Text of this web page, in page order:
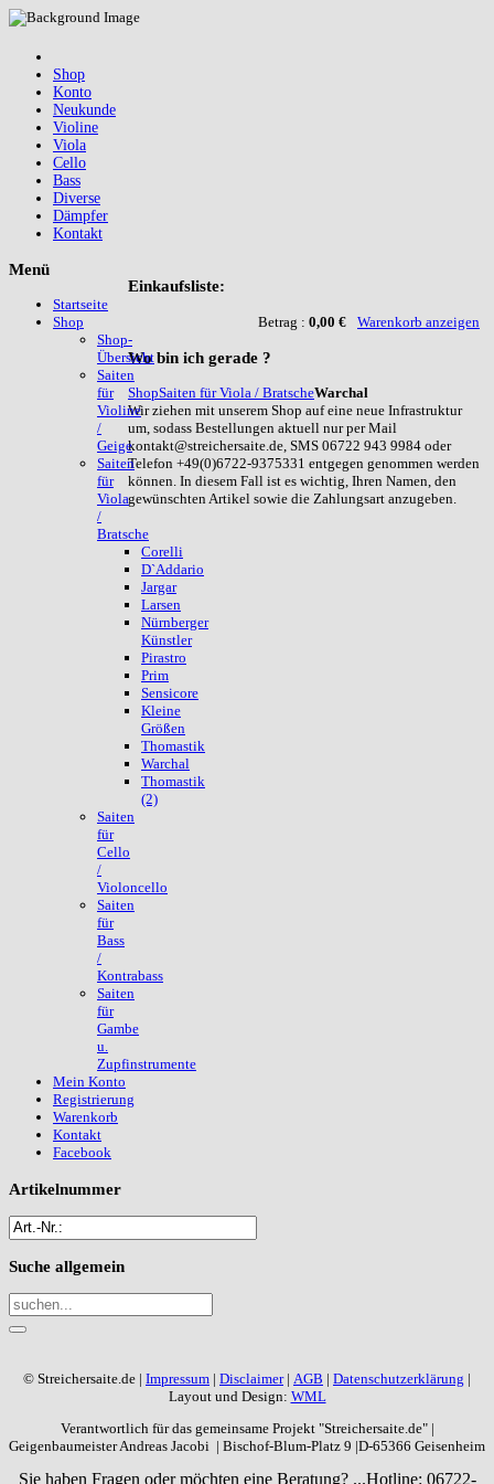
Shop
Konto
Neukunde
Violine
Viola
Cello
Bass
Diverse
Dämpfer
Kontakt
Einkaufsliste:
Betrag : 0,00 € Warenkorb anzeigen
Wobin ich gerade ?
ShopSaiten für Viola / BratscheWarchal
Wir ziehen mit unserem Shop auf eine neue Infrastruktur
um, sodass Bestellungen aktuell nur per Mail
kontakt@streichersaite.de, SMS 06722 943 9984 oder
Telefon +49(0)6722-9375331 entgegen genommen werden
können. In diesem Fall ist es wichtig, Ihren Namen, den
gewünschten Artikel sowie die Zahlungsart anzugeben.
Menü
Startseite
Shop
Shop-
Übersicht
Saiten
für
Violine
/
Geige
Saiten
für
Viola
/
Bratsche
Corelli
D`Addario
Jargar
Larsen
Nürnberger
Künstler
Pirastro
Prim
Sensicore
Kleine
Größen
Thomastik
Warchal
Thomastik
(2)
Saiten
für
Cello
/
Violoncello
Saiten
für
Bass
/
Kontrabass
Saiten
für
Gambe
u.
Zupfinstrumente
Mein Konto
Registrierung
Warenkorb
Kontakt
Facebook
Artikelnummer
Suche allgemein
© Streichersaite.de | Impressum | Disclaimer| AGB | Datenschutzerklärung |
Layout und Design: WML
Verantwortlich für das gemeinsame Projekt "Streichersaite.de" |
Geigenbaumeister Andreas Jacobi | Bischof-Blum-Platz 9 |D-65366 Geisenheim
Sie haben Fragen oder möchten eine Beratung? ...Hotline: 06722-